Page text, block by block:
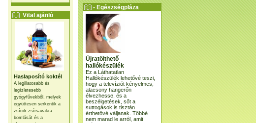
Vital ajánló
Haslaposító koktél
A legillatosabb és
legízletesebb
gyógyfűvekből, melyek
együttesen serkentik a
zsírok zsírsavakra
bomlását és a
- Egészségpláza
ajánlatunk -
Újratölthető
hallókészülék
Ez a Láthatatlan
Hallókészülék lehetővé teszi,
hogy a televíziót kényelmes,
alacsony hangerőn
élvezhesse, és a
beszélgetések, sőt a
suttogások is tisztán
érthetővé váljanak. Többé
nem marad le arról, amit